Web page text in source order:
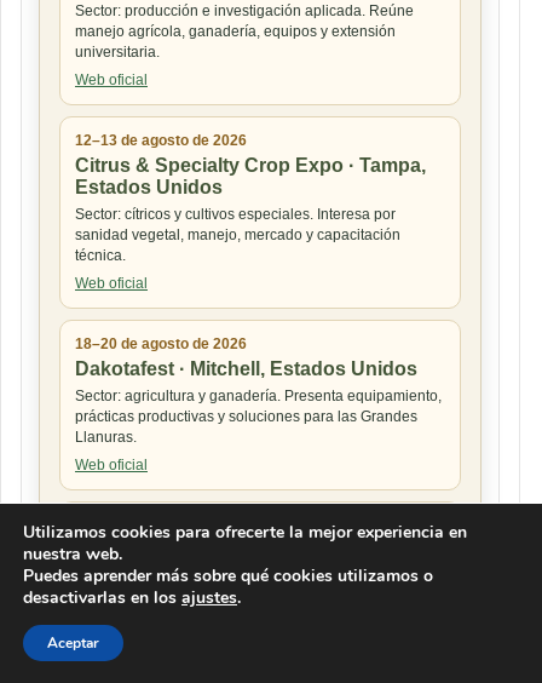
Sector: producción e investigación aplicada. Reúne
manejo agrícola, ganadería, equipos y extensión
universitaria.
Web oficial
12–13 de agosto de 2026
Citrus & Specialty Crop Expo · Tampa,
Estados Unidos
Sector: cítricos y cultivos especiales. Interesa por
sanidad vegetal, manejo, mercado y capacitación
técnica.
Web oficial
18–20 de agosto de 2026
Dakotafest · Mitchell, Estados Unidos
Sector: agricultura y ganadería. Presenta equipamiento,
prácticas productivas y soluciones para las Grandes
Llanuras.
Web oficial
19–21 de agosto de 2026
USApple Outlook 2026 · Chicago,
Estados Unidos
Sector: fruticultura. Ofrece previsiones de cosecha,
manzana.
Utilizamos cookies para ofrecerte la mejor experiencia en
nuestra web.
Puedes aprender más sobre qué cookies utilizamos o
desactivarlas en los ajustes.
Aceptar